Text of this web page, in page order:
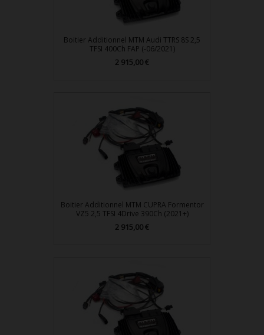
Boitier Additionnel MTM Audi TTRS 8S 2,5
TFSI 400Ch FAP (-06/2021)
Prix
2 915,00 €
Boitier Additionnel MTM CUPRA Formentor
VZ5 2,5 TFSI 4Drive 390Ch (2021+)
Prix
2 915,00 €